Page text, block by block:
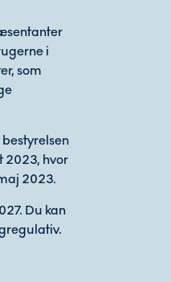
i
som
2023, hvor
2023.
Du kan